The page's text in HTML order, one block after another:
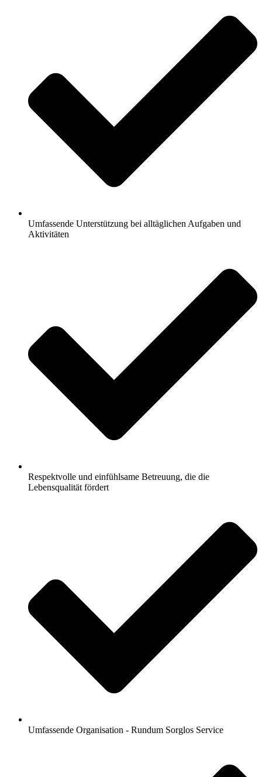
Umfassende Unterstützung bei alltäglichen Aufgaben und
Aktivitäten
Respektvolle und einfühlsame Betreuung, die die
Lebensqualität fördert
Umfassende Organisation - Rundum Sorglos Service